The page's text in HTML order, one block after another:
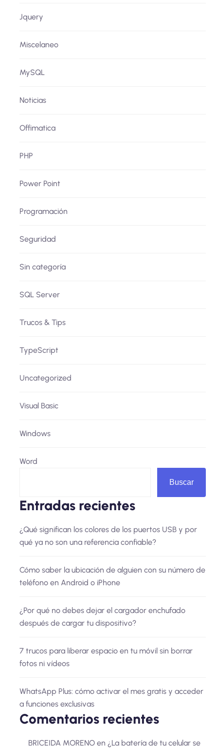
Jquery
Miscelaneo
MySQL
Noticias
Offimatica
PHP
Power Point
Programación
Seguridad
Sin categoría
SQL Server
Trucos & Tips
TypeScript
Uncategorized
Visual Basic
Windows
Word
Buscar
Entradas recientes
¿Qué significan los colores de los puertos USB y por
qué ya no son una referencia confiable?
Cómo saber la ubicación de alguien con su número de
teléfono en Android o iPhone
¿Por qué no debes dejar el cargador enchufado
después de cargar tu dispositivo?
7 trucos para liberar espacio en tu móvil sin borrar
fotos ni vídeos
WhatsApp Plus: cómo activar el mes gratis y acceder
a funciones exclusivas
Comentarios recientes
BRICEIDA MORENO en ¿La batería de tu celular se